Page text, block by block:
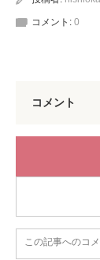
コメント: 0
コメント
この記事へのコ